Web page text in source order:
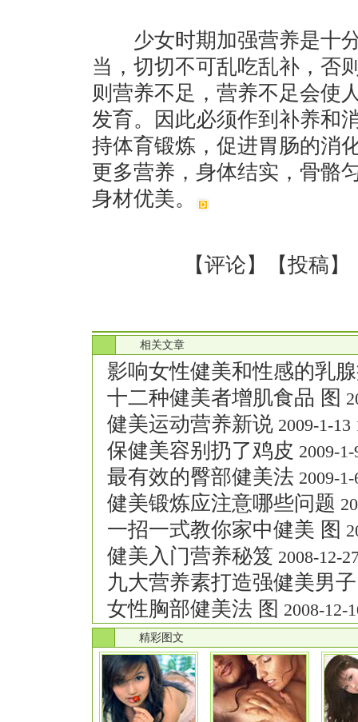
少女时期加强营养是十
当，切切不可乱吃乱补，否
则营养不足，营养不足会使
发育。因此必须作到补养和
持体育锻炼，促进胃肠的消
更多营养，身体结实，骨骼
身材优美。
【评论 】【投稿 】
相关文章
影响女性健美和性感的乳
十二种健美者增肌食品 图
健美运动营养新说 2009-1-13
保健美容别扔了鸡皮 2009-
最有效的臀部健美法 2009-
健美锻炼应注意哪些问题
一招一式教你家中健美 图
健美入门营养秘笈 2008-12-
九大营养素打造强健美男子
女性胸部健美法 图 2008-12-
精彩图文